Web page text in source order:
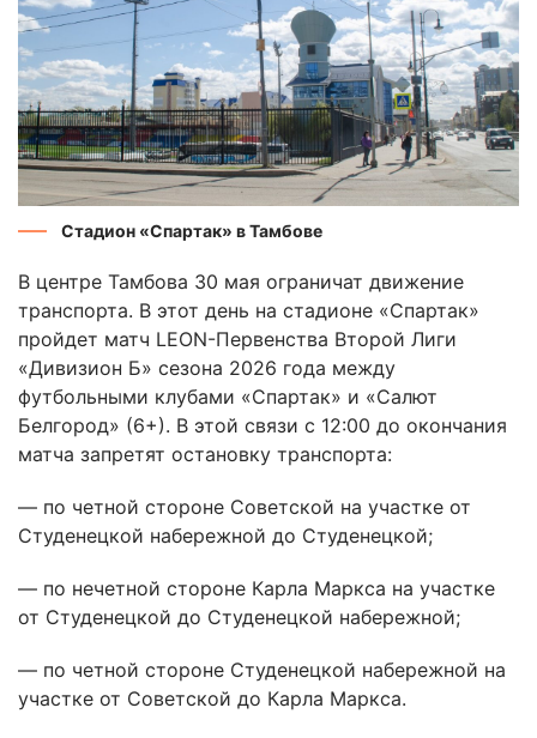
Стадион «Спартак» в Тамбове
В центре Тамбова 30 мая ограничат движение
транспорта. В этот день на стадионе «Спартак»
пройдет матч LEON-Первенства Второй Лиги
«Дивизион Б» сезона 2026 года между
футбольными клубами «Спартак» и «Салют
Белгород» (6+). В этой связи с 12:00 до окончания
матча запретят остановку транспорта:
— по четной стороне Советской на участке от
Студенецкой набережной до Студенецкой;
— по нечетной стороне Карла Маркса на участке
от Студенецкой до Студенецкой набережной;
— по четной стороне Студенецкой набережной на
участке от Советской до Карла Маркса.